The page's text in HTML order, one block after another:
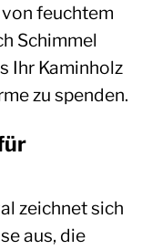
feuchtem
Schimmel
Ihr Kaminholz
zu spenden.
zeichnet sich
aus, die